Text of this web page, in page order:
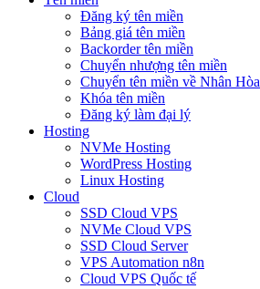
Đăng ký tên miền
Bảng giá tên miền
Backorder tên miền
Chuyển nhượng tên miền
Chuyển tên miền về Nhân Hòa
Khóa tên miền
Đăng ký làm đại lý
Hosting
NVMe Hosting
WordPress Hosting
Linux Hosting
Cloud
SSD Cloud VPS
NVMe Cloud VPS
SSD Cloud Server
VPS Automation n8n
Cloud VPS Quốc tế